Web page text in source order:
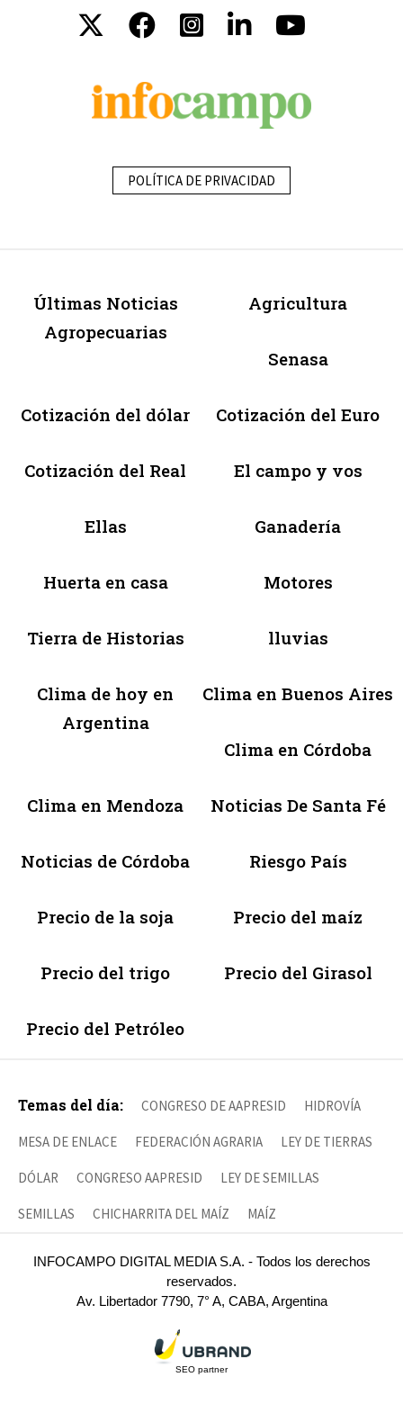
POLÍTICA DE PRIVACIDAD
Últimas Noticias
Agropecuarias
Agricultura
Senasa
Cotización del dólar Cotización del Euro
Cotización del Real El campo y vos
Ellas Ganadería
Huerta en casa Motores
Tierra de Historias lluvias
Clima de hoy en
Argentina
Clima en Buenos Aires
Clima en Córdoba
Clima en Mendoza Noticias De Santa Fé
Noticias de Córdoba Riesgo País
Precio de la soja Precio del maíz
Precio del trigo Precio del Girasol
Precio del Petróleo
Temas del día: CONGRESO DE AAPRESID HIDROVÍA
MESA DE ENLACE FEDERACIÓN AGRARIA LEY DE TIERRAS
DÓLAR CONGRESO AAPRESID LEY DE SEMILLAS
SEMILLAS CHICHARRITA DEL MAÍZ MAÍZ
INFOCAMPO DIGITAL MEDIA S.A. - Todos los derechos
reservados.
Av. Libertador 7790, 7° A, CABA, Argentina
SEO partner